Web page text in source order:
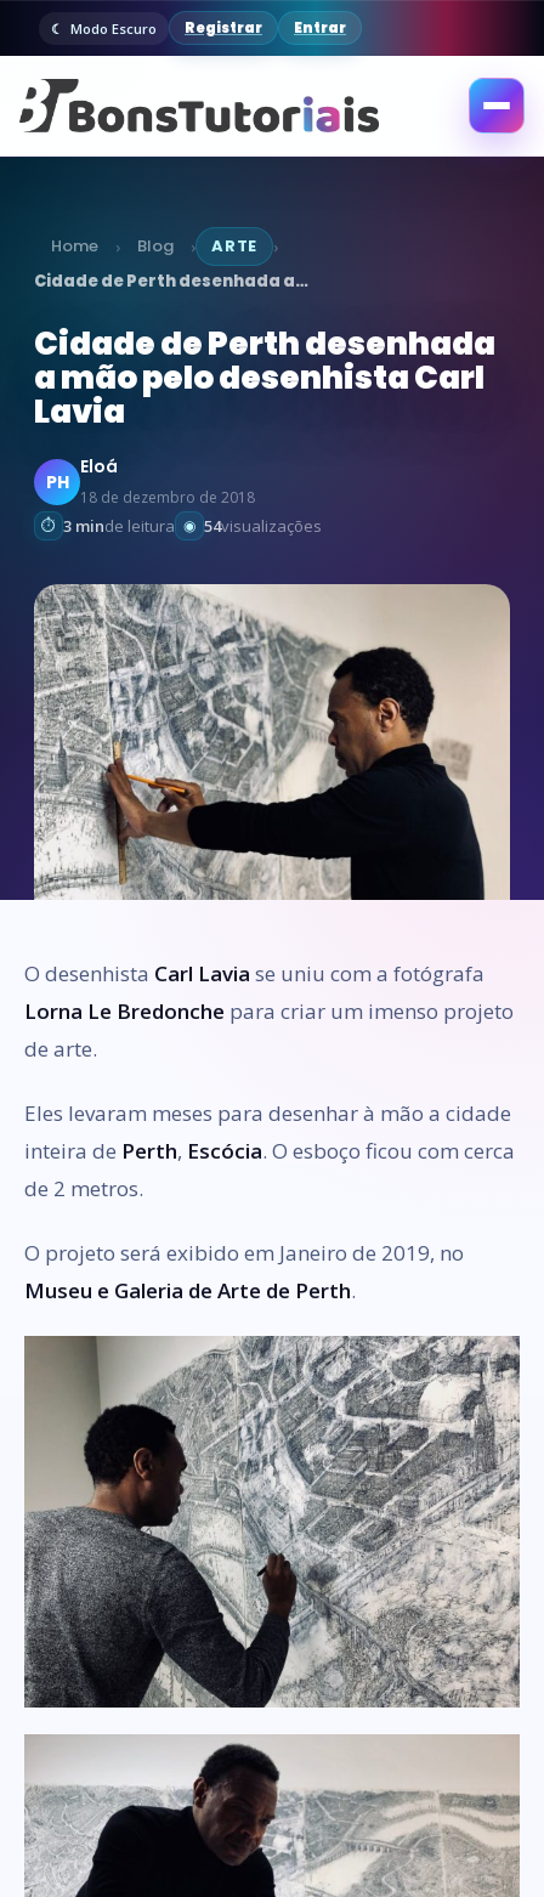
Modo Escuro Registrar Entrar
Abrir
Home › Blog › ARTE ›
Cidade de Perth desenhada a…
Cidade de Perth desenhada
a mão pelo desenhista Carl
Lavia
PH
Eloá
18 de dezembro de 2018
3 minde leitura 54visualizações
O desenhista Carl Lavia se uniu com a fotógrafa
Lorna Le Bredonche para criar um imenso projeto
de arte.
Eles levaram meses para desenhar à mão a cidade
inteira de Perth, Escócia. O esboço ficou com cerca
de 2 metros.
O projeto será exibido em Janeiro de 2019, no
Museu e Galeria de Arte de Perth.